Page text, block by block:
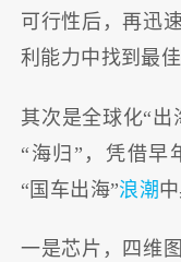
可行性后，再迅
利能力中找到最佳
其次是全球化“出
“海归”，凭借早
“国车出海”浪潮
一是芯片，四维